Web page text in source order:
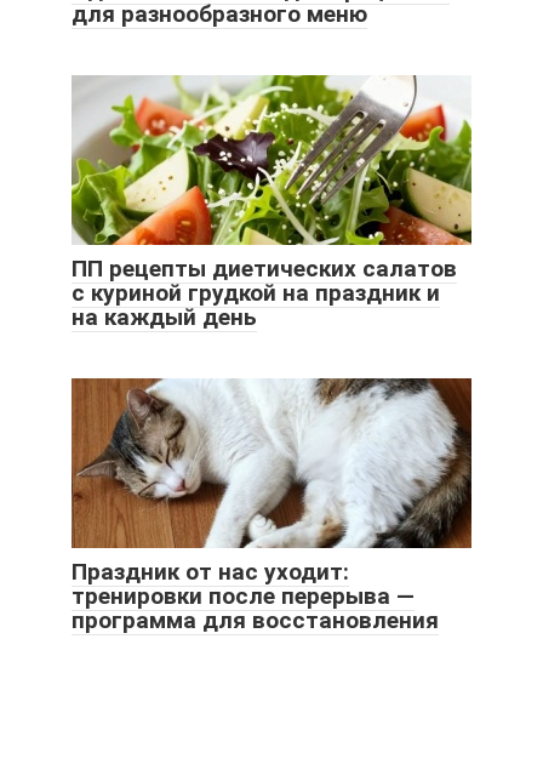
для разнообразного меню
ПП рецепты диетических салатов
с куриной грудкой на праздник и
на каждый день
Праздник от нас уходит:
тренировки после перерыва —
программа для восстановления